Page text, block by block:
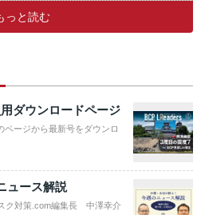
っと読む
ダウンロードページ
ページから最新号をダウンロ
ュース解説
ク対策.com編集長 中澤幸介